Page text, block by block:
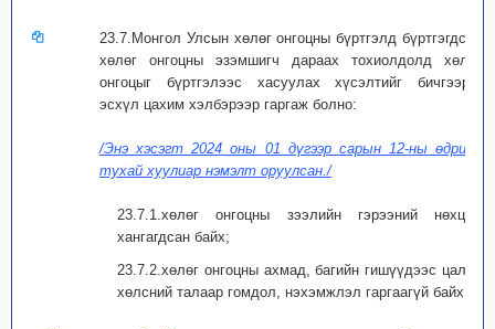
23.7.Монгол Улсын хөлөг онгоцны бүртгэлд бүртгэгдсэн
хөлөг онгоцны эзэмшигч дараах тохиолдолд хөлөг
онгоцыг бүртгэлээс хасуулах хүсэлтийг бичгээрр,
эсхүл цахим хэлбэрээр гаргаж болно:
/Энэ хэсэгт 2024 оны 01 дүгээр сарын 12-ны өдрийн
тухай хуулиар нэмэлт оруулсан./
23.7.1.хөлөг онгоцны зээлийн гэрээний нөхцөл
хангагдсан байх;
23.7.2.хөлөг онгоцны ахмад, багийн гишүүдээс цалин
хөлсний талаар гомдол, нэхэмжлэл гаргаагүй байх.